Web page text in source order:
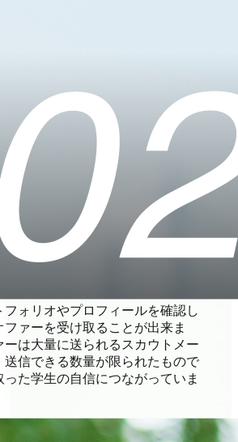
フォリオやプロフィールを確認し
ファーを受け取ることが出来ま
ーは大量に送られるスカウトメー
送信できる数量が限られたもので
た学生の自信につながっていま